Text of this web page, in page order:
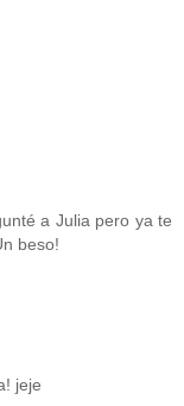
a Julia pero ya te
beso!
jeje